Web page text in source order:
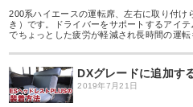
200系ハイエースの運転席、左右に取り付け
き）です。ドライバーをサポートするアイ
でちょっとした疲労が軽減され長時間の運転
DXグレードに追加す
2019年7月21日